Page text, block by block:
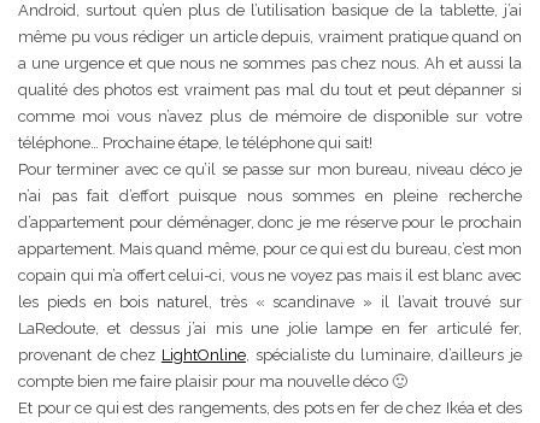
Android, surtout qu’en plus de l’utilisation basique de la tablette, j’ai
même pu vous rédiger un article depuis, vraiment pratique quand on
a une urgence et que nous ne sommes pas chez nous. Ah et aussi la
qualité des photos est vraiment pas mal du tout et peut dépanner si
comme moi vous n’avez plus de mémoire de disponible sur votre
téléphone… Prochaine étape, le téléphone qui sait!
Pour terminer avec ce qu’il se passe sur mon bureau, niveau déco je
n’ai pas fait d’effort puisque nous sommes en pleine recherche
d’appartement pour déménager, donc je me réserve pour le prochain
appartement. Mais quand même, pour ce qui est du bureau, c’est mon
copain qui m’a offert celui-ci, vous ne voyez pas mais il est blanc avec
les pieds en bois naturel, très « scandinave » il l’avait trouvé sur
LaRedoute, et dessus j’ai mis une jolie lampe en fer articulé fer,
provenant de chez LightOnline, spécialiste du luminaire, d’ailleurs je
compte bien me faire plaisir pour ma nouvelle déco 🙂
Et pour ce qui est des rangements, des pots en fer de chez Ikéa et des